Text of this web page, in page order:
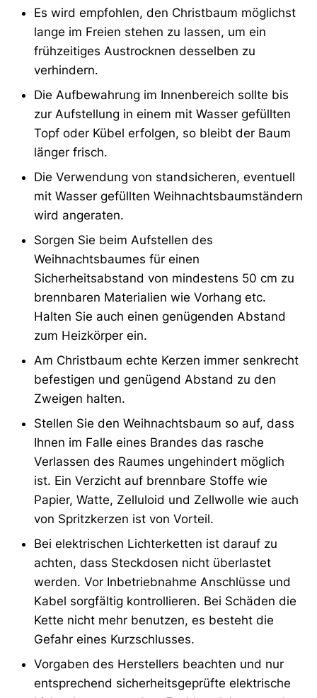
Es wird empfohlen, den Christbaum möglichst
lange im Freien stehen zu lassen, um ein
frühzeitiges Austrocknen desselben zu
verhindern.
Die Aufbewahrung im Innenbereich sollte bis
zur Aufstellung in einem mit Wasser gefüllten
Topf oder Kübel erfolgen, so bleibt der Baum
länger frisch.
Die Verwendung von standsicheren, eventuell
mit Wasser gefüllten Weihnachtsbaumständern
wird angeraten.
Sorgen Sie beim Aufstellen des
Weihnachtsbaumes für einen
Sicherheitsabstand von mindestens 50 cm zu
brennbaren Materialien wie Vorhang etc.
Halten Sie auch einen genügenden Abstand
zum Heizkörper ein.
Am Christbaum echte Kerzen immer senkrecht
befestigen und genügend Abstand zu den
Zweigen halten.
Stellen Sie den Weihnachtsbaum so auf, dass
Ihnen im Falle eines Brandes das rasche
Verlassen des Raumes ungehindert möglich
ist. Ein Verzicht auf brennbare Stoffe wie
Papier, Watte, Zelluloid und Zellwolle wie auch
von Spritzkerzen ist von Vorteil.
Bei elektrischen Lichterketten ist darauf zu
achten, dass Steckdosen nicht überlastet
werden. Vor Inbetriebnahme Anschlüsse und
Kabel sorgfältig kontrollieren. Bei Schäden die
Kette nicht mehr benutzen, es besteht die
Gefahr eines Kurzschlusses.
Vorgaben des Herstellers beachten und nur
entsprechend sicherheitsgeprüfte elektrische